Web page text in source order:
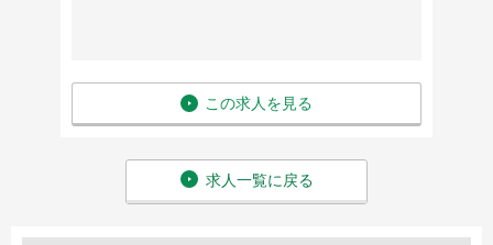
この求人を見る
求人一覧に戻る